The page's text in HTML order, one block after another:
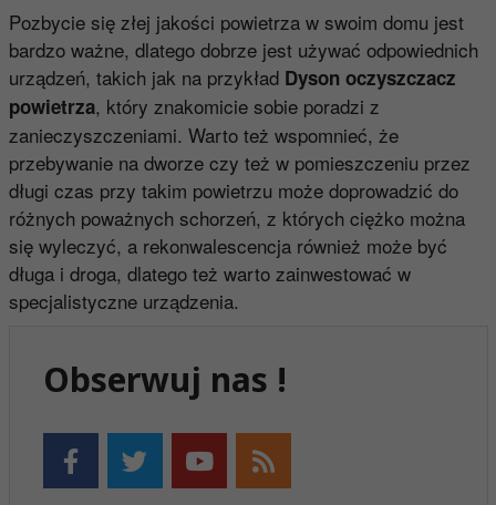
Pozbycie się złej jakości powietrza w swoim domu jest
bardzo ważne, dlatego dobrze jest używać odpowiednich
urządzeń, takich jak na przykład Dyson oczyszczacz
powietrza, który znakomicie sobie poradzi z
zanieczyszczeniami. Warto też wspomnieć, że
przebywanie na dworze czy też w pomieszczeniu przez
długi czas przy takim powietrzu może doprowadzić do
różnych poważnych schorzeń, z których ciężko można
się wyleczyć, a rekonwalescencja również może być
długa i droga, dlatego też warto zainwestować w
specjalistyczne urządzenia.
Obserwuj nas !